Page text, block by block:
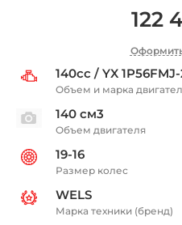
122
140cc / YX
Объем и марка
140 см3
Объем двигателя
19-16
Размер колес
WELS
Марка техники (бренд)